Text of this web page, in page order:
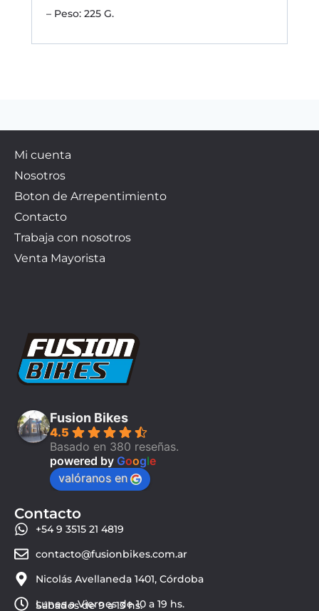
– Peso: 225 G.
Mi cuenta
Nosotros
Boton de Arrepentimiento
Contacto
Trabaja con nosotros
Venta Mayorista
Fusion Bikes
4.5
Basado en 380 reseñas.
powered by Google
valóranos en
Contacto
+54 9 3515 21 4819
contacto@fusionbikes.com.ar
Nicolás Avellaneda 1401, Córdoba
Lunes a Viernes de 10 a 19 hs.
Sábados de 9 a 13 hs.